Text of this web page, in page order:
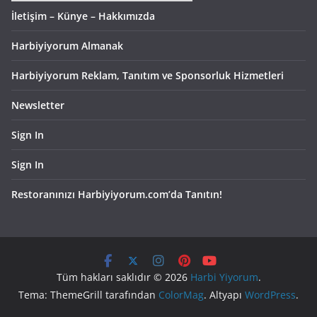
İletişim – Künye – Hakkımızda
Harbiyiyorum Almanak
Harbiyiyorum Reklam, Tanıtım ve Sponsorluk Hizmetleri
Newsletter
Sign In
Sign In
Restoranınızı Harbiyiyorum.com’da Tanıtın!
Tüm hakları saklıdır © 2026 Harbi Yiyorum.
Tema: ThemeGrill tarafından ColorMag. Altyapı WordPress.